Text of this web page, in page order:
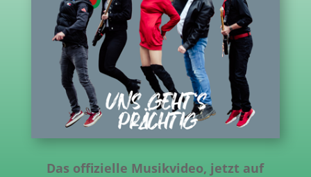
Das offizielle Musikvideo, jetzt auf